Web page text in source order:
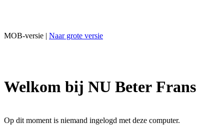
MOB-versie | Naar grote versie
Welkom bij NU Beter Frans
Op dit moment is niemand ingelogd met deze computer.